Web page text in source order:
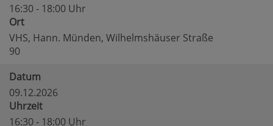
16:30 - 18:00 Uhr
Ort
VHS, Hann. Münden, Wilhelmshäuser Straße
90
Datum
09.12.2026
Uhrzeit
16:30 - 18:00 Uhr